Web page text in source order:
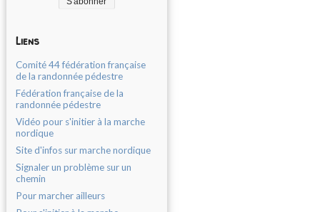
Liens
Comité 44 fédération française
de la randonnée pédestre
Fédération française de la
randonnée pédestre
Vidéo pour s'initier à la marche
nordique
Site d'infos sur marche nordique
Signaler un problème sur un
chemin
Pour marcher ailleurs